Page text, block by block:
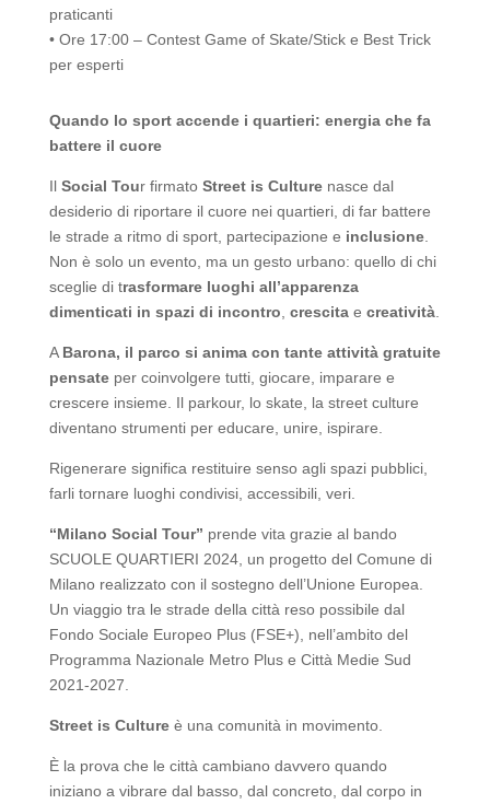
praticanti
•⁠ ⁠Ore 17:00 – Contest Game of Skate/Stick e Best Trick
per esperti
Quando lo sport accende i quartieri: energia che fa
battere il cuore
Il Social Tour firmato Street is Culturenasce dal
desiderio di riportare il cuore nei quartieri, di far battere
le strade a ritmo di sport, partecipazione e inclusione.
Non è solo un evento, ma un gesto urbano: quello di chi
sceglie di trasformare luoghi all’apparenza
dimenticati in spazi di incontro, crescita e creatività.
A Barona, il parco si anima con tante attività gratuite
pensateper coinvolgere tutti, giocare, imparare e
crescere insieme. Il parkour, lo skate, la street culture
diventano strumenti per educare, unire, ispirare.
Rigenerare significa restituire senso agli spazi pubblici,
farli tornare luoghi condivisi, accessibili, veri.
“Milano Social Tour” prende vita grazie al bando
SCUOLE QUARTIERI 2024, un progetto del Comune di
Milano realizzato con il sostegno dell’Unione Europea.
Un viaggio tra le strade della città reso possibile dal
Fondo Sociale Europeo Plus (FSE+), nell’ambito del
Programma Nazionale Metro Plus e Città Medie Sud
2021-2027.
Street is Culture è una comunità in movimento.
È la prova che le città cambiano davvero quando
iniziano a vibrare dal basso, dal concreto, dal corpo in